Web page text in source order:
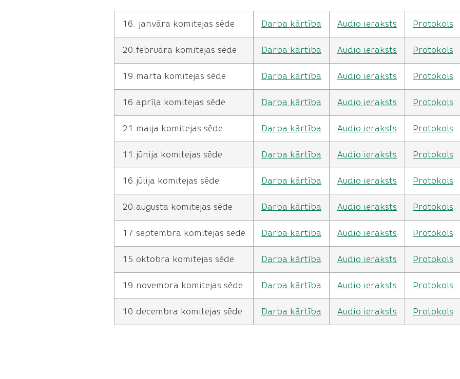
16. janvāra komitejas sēde Darba kārtība Audio ieraksts Protokols
20.februāra komitejas sēde Darba kārtība Audio ieraksts Protokols
19.marta komitejas sēde Darba kārtība Audio ieraksts Protokols
16.aprīļa komitejas sēde Darba kārtība Audio ieraksts Protokols
21.maija komitejas sēde Darba kārtība Audio ieraksts Protokols
11.jūnija komitejas sēde Darba kārtība Audio ieraksts Protokols
16.jūlija komitejas sēde Darba kārtība Audio ieraksts Protokols
20.augusta komitejas sēde Darba kārtība Audio ieraksts Protokols
17.septembra komitejas sēde Darba kārtība Audio ieraksts Protokols
15.oktobra komitejas sēde Darba kārtība Audio ieraksts Protokols
19.novembra komitejas sēde Darba kārtība Audio ieraksts Protokols
10.decembra komitejas sēde Darba kārtība Audio ieraksts Protokols